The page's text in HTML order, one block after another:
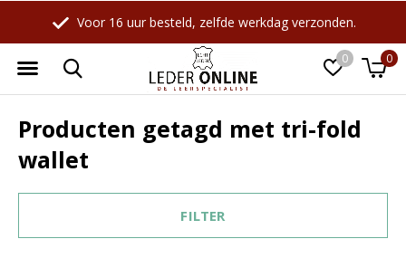
0 0
Voor 16 uur besteld, zelfde werkdag verzonden.
Producten getagd met tri-fold
wallet
FILTER